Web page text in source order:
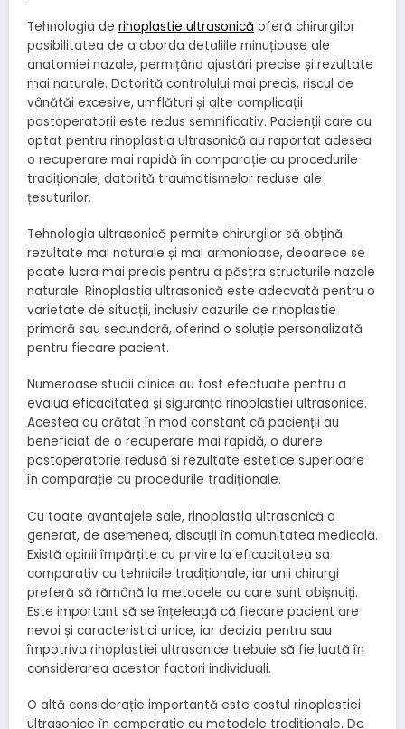
Tehnologia de rinoplastie ultrasonică oferă chirurgilor
posibilitatea de a aborda detaliile minuțioase ale
anatomiei nazale, permițând ajustări precise și rezultate
mai naturale. Datorită controlului mai precis, riscul de
vânătăi excesive, umflături și alte complicații
postoperatorii este redus semnificativ. Pacienții care au
optat pentru rinoplastia ultrasonică au raportat adesea
o recuperare mai rapidă în comparație cu procedurile
tradiționale, datorită traumatismelor reduse ale
țesuturilor.
Tehnologia ultrasonică permite chirurgilor să obțină
rezultate mai naturale și mai armonioase, deoarece se
poate lucra mai precis pentru a păstra structurile nazale
naturale. Rinoplastia ultrasonică este adecvată pentru o
varietate de situații, inclusiv cazurile de rinoplastie
primară sau secundară, oferind o soluție personalizată
pentru fiecare pacient.
Numeroase studii clinice au fost efectuate pentru a
evalua eficacitatea și siguranța rinoplastiei ultrasonice.
Acestea au arătat în mod constant că pacienții au
beneficiat de o recuperare mai rapidă, o durere
postoperatorie redusă și rezultate estetice superioare
în comparație cu procedurile tradiționale.
Cu toate avantajele sale, rinoplastia ultrasonică a
generat, de asemenea, discuții în comunitatea medicală.
Există opinii împărțite cu privire la eficacitatea sa
comparativ cu tehnicile tradiționale, iar unii chirurgi
preferă să rămână la metodele cu care sunt obișnuiți.
Este important să se înțeleagă că fiecare pacient are
nevoi și caracteristici unice, iar decizia pentru sau
împotriva rinoplastiei ultrasonice trebuie să fie luată în
considerarea acestor factori individuali.
O altă considerație importantă este costul rinoplastiei
ultrasonice în comparație cu metodele tradiționale. De